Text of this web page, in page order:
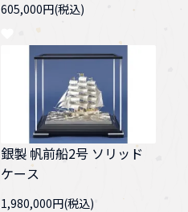
605,000円(税込)
銀製 帆前船2号 ソリッド
ケース
1,980,000円(税込)